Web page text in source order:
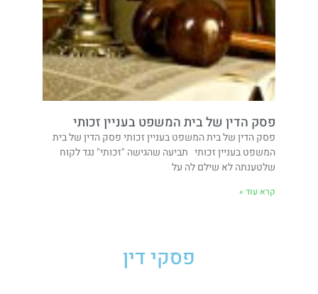
פסק הדין של בית המשפט בעניין זכותי
פסק הדין של בית המשפט בעניין זכותי פסק הדין של בית
המשפט בעניין זכותי תביעה שהגישה "זכותי" נגד לקוח
שלטענתה לא שילם לה על
קרא עוד »
פסקי דין